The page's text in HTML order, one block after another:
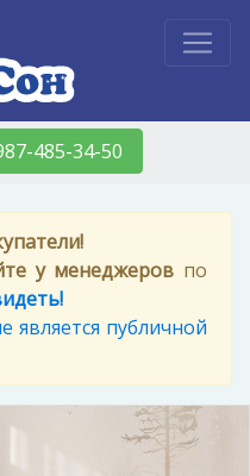
485-34-50
у менеджеров по
публичной